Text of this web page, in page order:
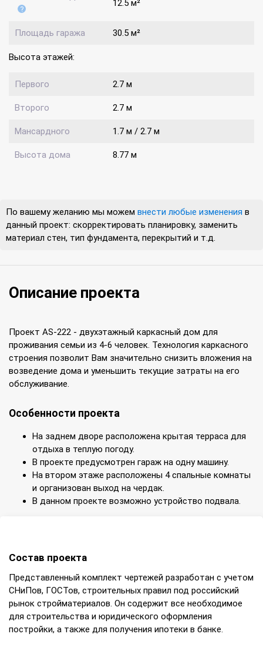
12.5 м²
Площадь гаража 30.5 м²
Высота этажей:
Первого 2.7 м
Второго 2.7 м
Мансардного 1.7 м / 2.7 м
Высота дома 8.77 м
По вашему желанию мы можем внести любые изменения в
данный проект: скорректировать планировку, заменить
материал стен, тип фундамента, перекрытий и т.д.
Описание проекта
Проект AS-222 - двухэтажный каркасный дом для
проживания семьи из 4-6 человек. Технология каркасного
строения позволит Вам значительно снизить вложения на
возведение дома и уменьшить текущие затраты на его
обслуживание.
Особенности проекта
На заднем дворе расположена крытая терраса для
отдыха в теплую погоду.
В проекте предусмотрен гараж на одну машину.
На втором этаже расположены 4 спальные комнаты
и организован выход на чердак.
В данном проекте возможно устройство подвала.
Состав проекта
Представленный комплект чертежей разработан с учетом
СНиПов, ГОСТов, строительных правил под российский
рынок стройматериалов. Он содержит все необходимое
для строительства и юридического оформления
постройки, а также для получения ипотеки в банке.